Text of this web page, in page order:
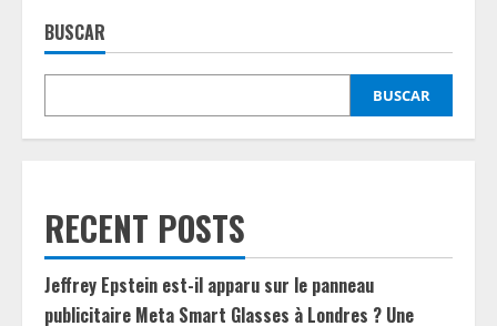
BUSCAR
BUSCAR
RECENT POSTS
Jeffrey Epstein est-il apparu sur le panneau
publicitaire Meta Smart Glasses à Londres ? Une